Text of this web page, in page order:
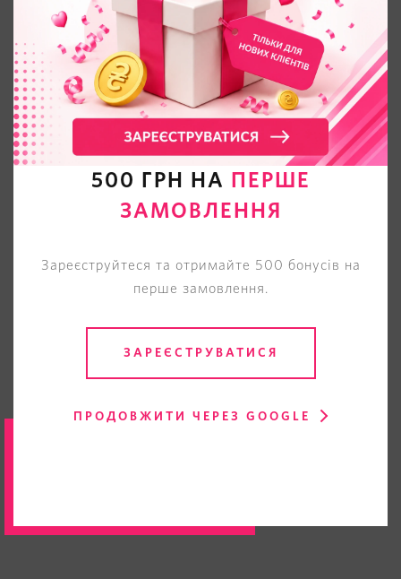
500 ГРН НА
ПЕРШЕ
ЗАМОВЛЕННЯ
Зареєструйтеся та отримайте 500 бонусів на
перше замовлення.
ЗАРЕЄСТРУВАТИСЯ
ПРОДОВЖИТИ ЧЕРЕЗ GOOGLE